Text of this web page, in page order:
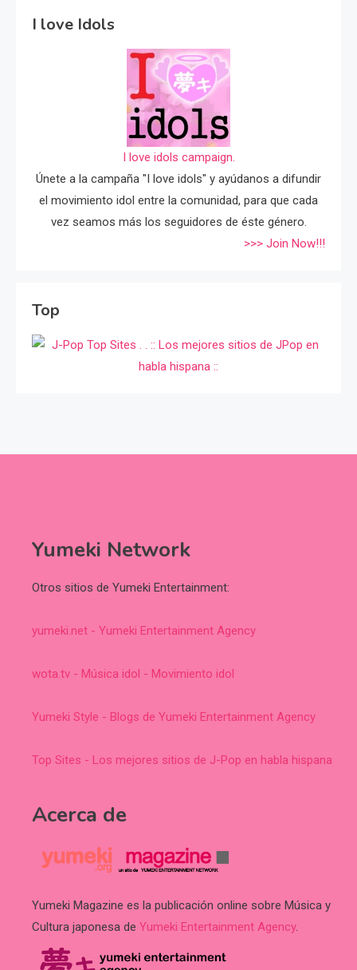
I love Idols
I love idols campaign.
Únete a la campaña "I love idols" y ayúdanos a difundir
el movimiento idol entre la comunidad, para que cada
vez seamos más los seguidores de éste género.
>>> Join Now!!!
Top
Yumeki Network
Otros sitios de Yumeki Entertainment:
yumeki.net - Yumeki Entertainment Agency
wota.tv - Música idol - Movimiento idol
Yumeki Style - Blogs de Yumeki Entertainment Agency
Top Sites - Los mejores sitios de J-Pop en habla hispana
Acerca de
Yumeki Magazine es la publicación online sobre Música y
Cultura japonesa de Yumeki Entertainment Agency.